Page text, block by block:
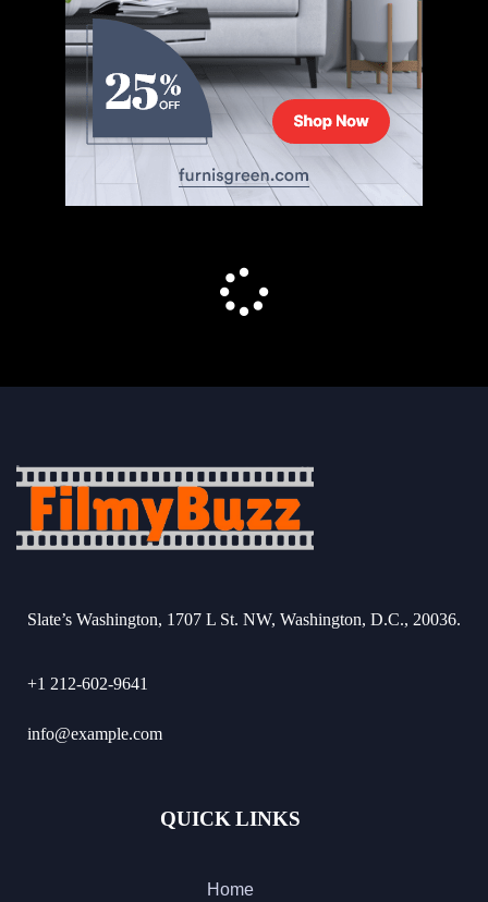
Slate’s Washington, 1707 L St. NW, Washington, D.C., 20036.
+1 212-602-9641
info@example.com
QUICK LINKS
Home